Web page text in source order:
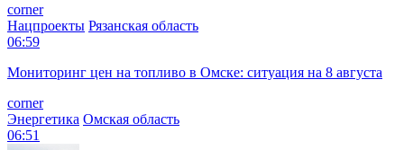
corner
Нацпроекты Рязанская область
06:59
Мониторинг цен на топливо в Омске: ситуация на 8 августа
corner
Энергетика Омская область
06:51